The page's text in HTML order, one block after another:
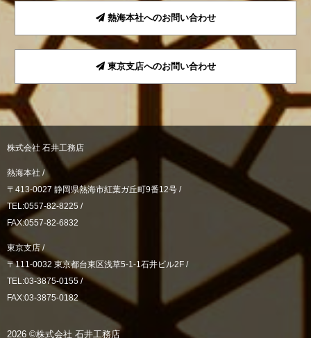
熱海本社へのお問い合わせ
東京支店へのお問い合わせ
株式会社 石井工務店
熱海本社 /
〒413-0027 静岡県熱海市紅葉ガ丘町9番12号 /
TEL:0557-82-8225 /
FAX:0557-82-6832
東京支店 /
〒111-0032 東京都台東区浅草5-1-1石井ビル2F /
TEL:03-3875-0155 /
FAX:03-3875-0182
2026 ©株式会社 石井工務店